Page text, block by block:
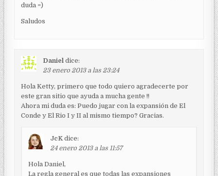
duda =)
Saludos
Daniel dice:
23 enero 2013 a las 23:24
Hola Ketty, primero que todo quiero agradecerte por
este gran sitio que ayuda a mucha gente !!
Ahora mi duda es: Puedo jugar con la expansión de El
Conde y El Rio I y II al mismo tiempo? Gracias.
JcK dice:
24 enero 2013 a las 11:57
Hola Daniel,
La regla general es que todas las expansiones